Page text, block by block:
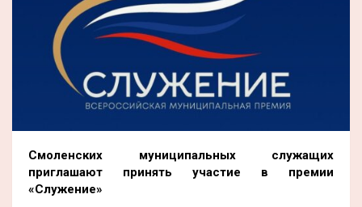
Смоленских муниципальных служащих
приглашают принять участие в премии
«Служение»